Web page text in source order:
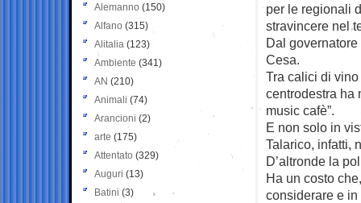
per le regionali
stravincere nel
Dal
Cesa.
Tra calici di
centrodestra ha
music cafè”.
E non solo in
Talarico, infatti,
D’altronde la
Ha un costo
considerare e
Alemanno (150)
Alfano (315)
Alitalia (123)
Ambiente (341)
AN (210)
Animali (74)
Arancioni (2)
arte (175)
Attentato (329)
Auguri (13)
Batini (3)